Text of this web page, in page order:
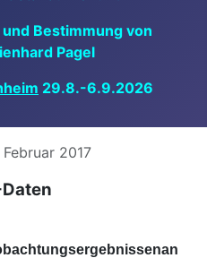
Bestimmung von
Pagel
29.8.-6.9.2026
2017